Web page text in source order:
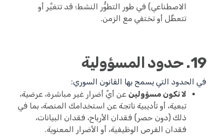
الاصطناعي) في طور التطوُّر النشط؛ قد تتغيَّر أو
تتعطَّل أو تختفي مع الزمن.
19. حدود المسؤولية
في الحدود التي يسمح بها القانون السوري:
لا نكون مسؤولين عن أيِّ أضرار غير مباشرة، عرضية،
تبعية، أو تأديبية ناتجة عن استخدامك المنصة، بما في
ذلك (دون حصر) فقدان الأرباح، فقدان البيانات،
فقدان الفرص الوظيفية، أو الأضرار المعنوية.